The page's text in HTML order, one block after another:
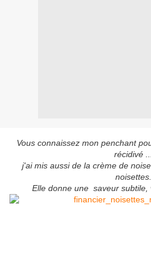
Vous connaissez mon penchant
récidivé ...
j'ai mis aussi de la crème de
noisettes.
Elle donne une saveur subtile,